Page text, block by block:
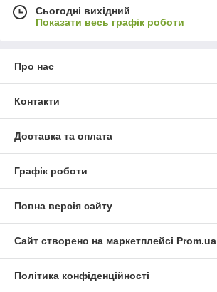
Сьогодні вихідний
Показати весь графік роботи
Про нас
Контакти
Доставка та оплата
Графік роботи
Повна версія сайту
Сайт створено на маркетплейсі Prom.ua
Політика конфіденційності